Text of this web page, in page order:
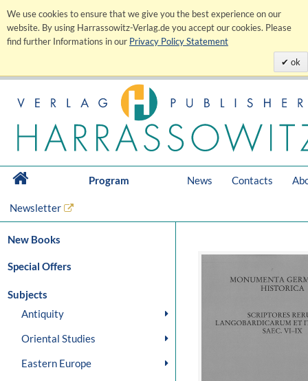
We use cookies to ensure that we give you the best experience on our
website. By using Harrassowitz-Verlag.de you accept our cookies. Please
find further Informations in our Privacy Policy Statement
ok
Program News Contacts
Newsletter
New Books
Special Offers
Subjects
Antiquity
Oriental Studies
Eastern Europe